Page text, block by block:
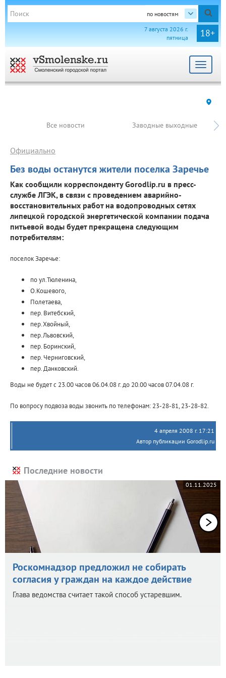
по новостям
18+
7 августа 2026 г.
пятница
Toggle
Все новости Заводные выходные
Без воды останутся жители поселка Заречье
Официально
Как сообщили корреспонденту Gorodlip.ru в пресс-
службе ЛГЭК, в связи с проведением аварийно-
восстановительных работ на водопроводных сетях
липецкой городской энергетической компании подача
питьевой воды будет прекращена следующим
потребителям:
поселок Заречье:
по ул.Тюленина,
О.Кошевого,
Полетаева,
пер. Витебский,
пер.Хвойный,
пер.Львовский,
пер. Боринский,
пер. Черниговский,
пер. Данковский.
Воды не будет с 23.00 часов 06.04.08 г. до 20.00 часов 07.04.08 г.
По вопросу подвоза воды звонить по телефонам: 23-28-81, 23-28-82.
4 апреля 2008 г. 17:21
Автор публикации Gorodlip.ru
Последние новости
01.11.2025
Роскомнадзор предложил не собирать
согласия у граждан на каждое действие
Глава ведомства считает такой способ устаревшим.